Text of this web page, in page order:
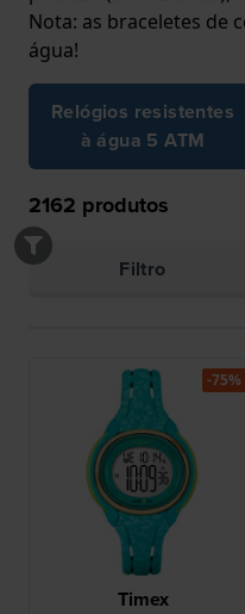
Nota: as braceletes de
água!
Relógios resistentes
à água 5 ATM
2162 produtos
Filtro
Timex
-75%